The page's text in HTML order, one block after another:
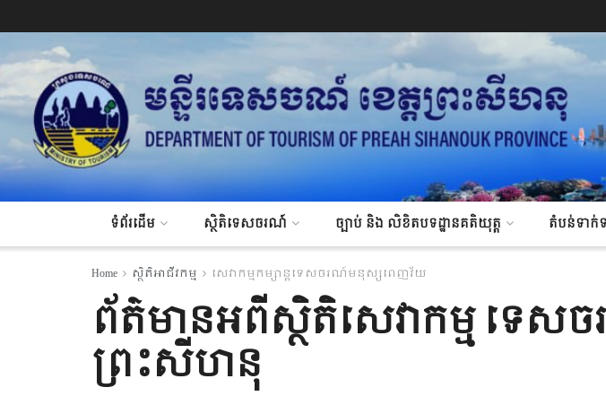
ទំព័រដើម ស្ថិតិទេសចរណ៍ ច្បាប់ និង លិខិតបទដ្ឋានគតិយុត្ត តំបន់ទា
Home ស្ថិតិអាជីវកម្ម សេវាកម្មកម្សាន្តទេសចរណ៍មនុស្សពេញវ័យ
ព័ត៌មានអពីស្ថិតិសេវាកម្ម ទេសច
ព្រះសីហនុ